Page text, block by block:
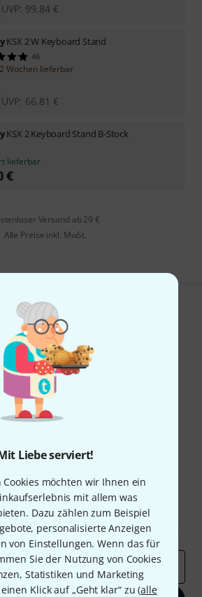
Liebe serviert!
möchten wir Ihnen ein
mit allem was
Dazu zählen zum Beispiel
personalisierte Anzeigen
von Einstellungen. Wenn das für
Sie der Nutzung von Cookies
Statistiken und Marketing
Klick auf „Geht klar“ zu (alle
UVP: 99,84 €
KSX 2 W Keyboard Stand
46
Wochen lieferbar
UVP: 66,81 €
KSX 2 Keyboard Stand B-Stock
lieferbar
€
Versand ab 29 €
Alle Preise inkl. MwSt.
was Sie sehen?
Hilfe & Feedback
Newsletter
Newsletter und gewinne mit
50 Gutscheinenüber jeweils
Deals Thomann Insights